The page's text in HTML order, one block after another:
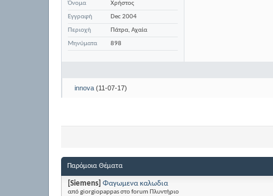
Όνομα
Χρήστος
Εγγραφή
Dec 2004
Περιοχή
Πάτρα, Αχαία
Μηνύματα
898
innova (11-07-17)
Παρόμοια Θέματα
[Siemens] Φαγωμενα καλωδια
από giorgiopappas στο forum Πλυντήριο